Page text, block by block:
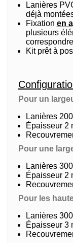
Lanières
déjà
Fixation en
plusieurs
Kit prêt à
Pour un
Lanières
Épaisseur 2
Pour une
Lanières
Épaisseur 2
Pour les
Lanières
Épaisseur 3